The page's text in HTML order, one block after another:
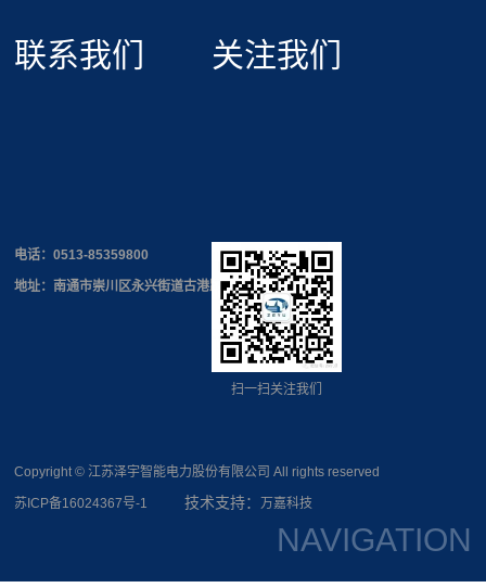
联系我们
电话：0513-85359800
地址：南通市崇川区永兴街道古港路168号
Copyright © 江苏泽宇智能电力股份有限公司 All rights reserved
苏ICP备16024367号-1 技术支持：万嘉科技
关注我们
扫一扫关注我们
NAVIGATION